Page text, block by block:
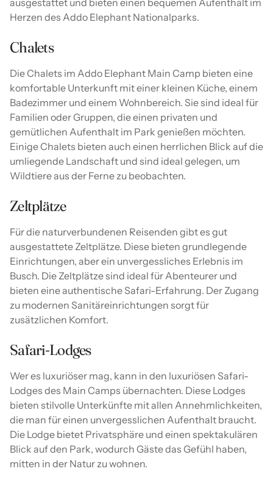
ausgestattet und bieten einen bequemen Aufenthalt im
Herzen des Addo Elephant Nationalparks.
Chalets
Die Chalets im Addo Elephant Main Camp bieten eine
komfortable Unterkunft mit einer kleinen Küche, einem
Badezimmer und einem Wohnbereich. Sie sind ideal für
Familien oder Gruppen, die einen privaten und
gemütlichen Aufenthalt im Park genießen möchten.
Einige Chalets bieten auch einen herrlichen Blick auf die
umliegende Landschaft und sind ideal gelegen, um
Wildtiere aus der Ferne zu beobachten.
Zeltplätze
Für die naturverbundenen Reisenden gibt es gut
ausgestattete Zeltplätze. Diese bieten grundlegende
Einrichtungen, aber ein unvergessliches Erlebnis im
Busch. Die Zeltplätze sind ideal für Abenteurer und
bieten eine authentische Safari-Erfahrung. Der Zugang
zu modernen Sanitäreinrichtungen sorgt für
zusätzlichen Komfort.
Safari-Lodges
Wer es luxuriöser mag, kann in den luxuriösen Safari-
Lodges des Main Camps übernachten. Diese Lodges
bieten stilvolle Unterkünfte mit allen Annehmlichkeiten,
die man für einen unvergesslichen Aufenthalt braucht.
Die Lodge bietet Privatsphäre und einen spektakulären
Blick auf den Park, wodurch Gäste das Gefühl haben,
mitten in der Natur zu wohnen.